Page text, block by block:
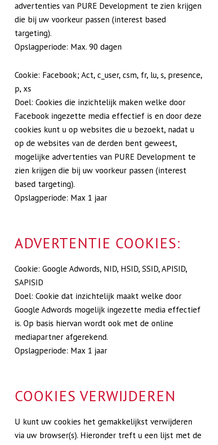
advertenties van PURE Development te zien krijgen
die bij uw voorkeur passen (interest based
targeting).
Opslagperiode: Max. 90 dagen
Cookie: Facebook; Act, c_user, csm, fr, lu, s, presence,
p, xs
Doel: Cookies die inzichtelijk maken welke door
Facebook ingezette media effectief is en door deze
cookies kunt u op websites die u bezoekt, nadat u
op de websites van de derden bent geweest,
mogelijke advertenties van PURE Development te
zien krijgen die bij uw voorkeur passen (interest
based targeting).
Opslagperiode: Max 1 jaar
ADVERTENTIE COOKIES:
Cookie: Google Adwords, NID, HSID, SSID, APISID,
SAPISID
Doel: Cookie dat inzichtelijk maakt welke door
Google Adwords mogelijk ingezette media effectief
is. Op basis hiervan wordt ook met de online
mediapartner afgerekend.
Opslagperiode: Max 1 jaar
COOKIES VERWIJDEREN
U kunt uw cookies het gemakkelijkst verwijderen
via uw browser(s). Hieronder treft u een lijst met de